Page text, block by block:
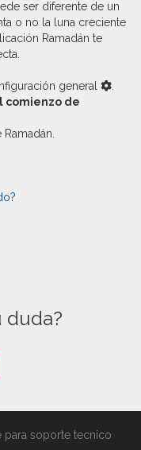
ser diferente de un
o no la luna creciente
Ramadán te
general
comienzo de
duda?
para soporte tecnico